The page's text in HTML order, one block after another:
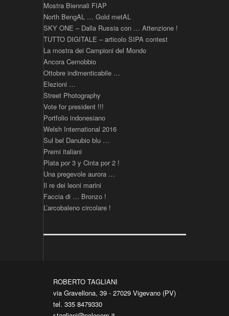
Mostra Biennali FIAP
North BengAL … Gold metAL
SKY ONE – Dalla Russia con … Attenzione !
TUTTO DIGITALE – articolo SIPA contest
La mostra dei Campioni del Mondo
Ancora Cernobbio
Ottobre indimenticabile …
Elezioni …
Street Photography
Vote for president !!!
Portfolio indonesiano
Welsh International 2016
Sul bel Danubio blu …
Premi italiani
Plata por 3 y Cinta por 2 !
Una pregevole aurora …
Il re dei leoni marini
Faccia di … Bronzo !
L’arcobaleno circolare !
ROBERTO TAGLIANI
via Gravellona, 39 - 27029 Vigevano (PV)
tel. 335 8479330